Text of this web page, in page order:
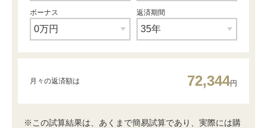
ボーナス 返済期間
月々の返済額は 72,344円
※この試算結果は、あくまで簡易試算であり、実際には購